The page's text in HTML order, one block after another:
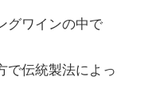
グワインの中で
で伝統製法によっ